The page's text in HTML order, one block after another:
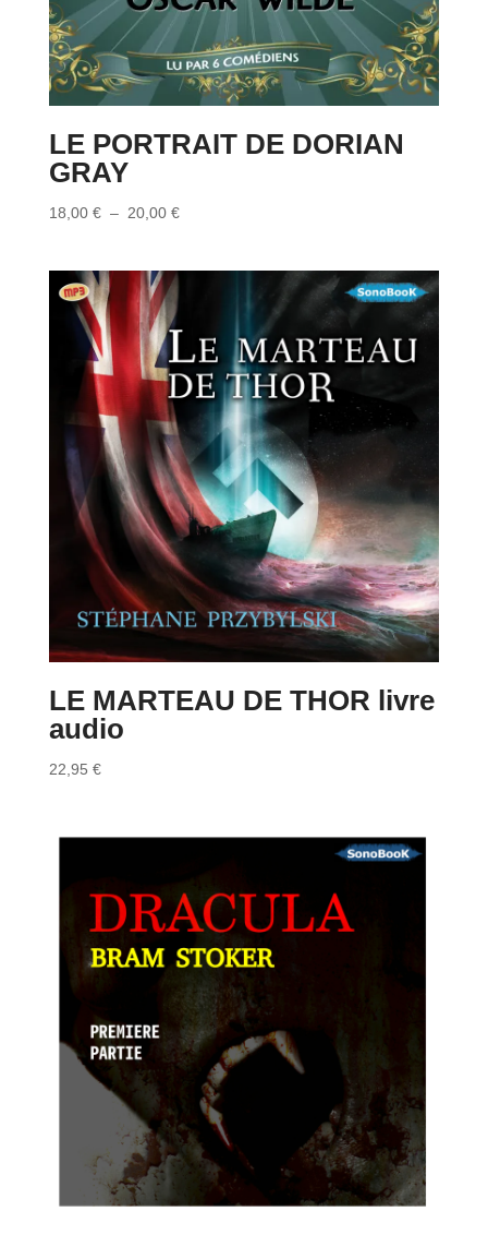
LE PORTRAIT DE DORIAN
GRAY
18,00 € – 20,00 €Plage
20,00 €
LE MARTEAU DE THOR livre
audio
22,95 €